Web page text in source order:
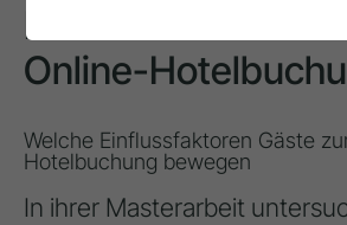
Online-
Welche Einflussfaktoren Gäste
Hotelbuchung bewegen
In ihrer Masterarbeit